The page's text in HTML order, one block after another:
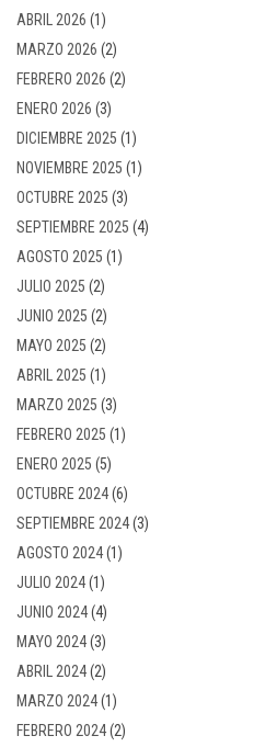
ABRIL 2026 (1)
MARZO 2026 (2)
FEBRERO 2026 (2)
ENERO 2026 (3)
DICIEMBRE 2025 (1)
NOVIEMBRE 2025 (1)
OCTUBRE 2025 (3)
SEPTIEMBRE 2025 (4)
AGOSTO 2025 (1)
JULIO 2025 (2)
JUNIO 2025 (2)
MAYO 2025 (2)
ABRIL 2025 (1)
MARZO 2025 (3)
FEBRERO 2025 (1)
ENERO 2025 (5)
OCTUBRE 2024(6)
SEPTIEMBRE 2024(3)
AGOSTO 2024(1)
JULIO 2024(1)
JUNIO 2024(4)
MAYO 2024(3)
ABRIL 2024(2)
MARZO 2024(1)
FEBRERO 2024(2)